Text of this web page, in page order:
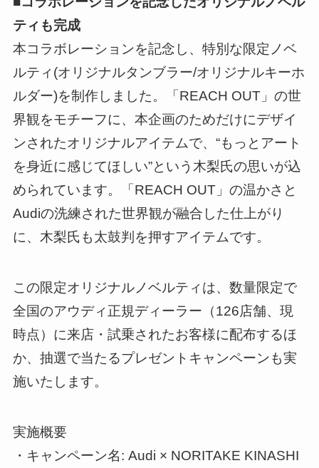
ティも完成
本コラボレーションを記念し、特別な限定ノベ
ルティ(オリジナルタンブラー/オリジナルキーホ
ルダー)を制作しました。「REACH OUT」の世
界観をモチーフに、本企画のためだけにデザイ
ンされたオリジナルアイテムで、“もっとアート
を身近に感じてほしい”という木梨氏の思いが込
められています。「REACH OUT」の温かさと
Audiの洗練された世界観が融合した仕上がり
に、木梨氏も太鼓判を押すアイテムです。
この限定オリジナルノベルティは、数量限定で
全国のアウディ正規ディーラー（126店舗、現
時点）に来店・試乗されたお客様に配布するほ
か、抽選で当たるプレゼントキャンペーンも実
施いたします。
実施概要
・キャンペーン名: Audi × NORITAKE KINASHI